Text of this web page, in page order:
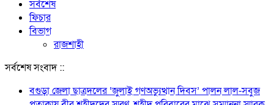
সর্বশেষ
ফিচার
বিভাগ
রাজশাহী
সর্বশেষ সংবাদ ::
বগুড়া জেলা ছাত্রদলের ‘জুলাই গণঅভ্যুত্থান দিবস’ পালন লাল-সবুজ